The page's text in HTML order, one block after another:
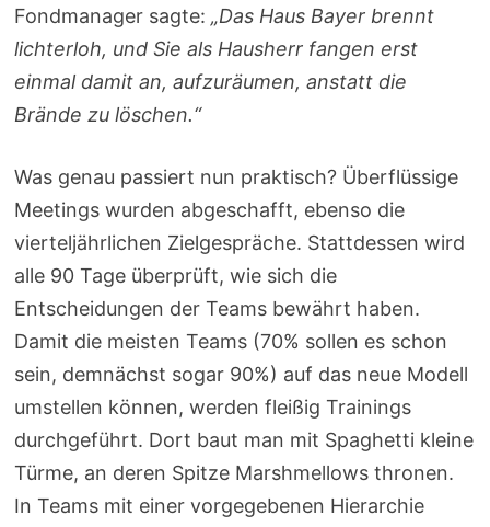
Fondmanager sagte:„Das Haus Bayer brennt
lichterloh, und Sie als Hausherr fangen erst
einmal damit an, aufzuräumen, anstatt die
Brände zu löschen.“
Was genau passiert nun praktisch? Überflüssige
Meetings wurden abgeschafft, ebenso die
vierteljährlichen Zielgespräche. Stattdessen wird
alle 90 Tage überprüft, wie sich die
Entscheidungen der Teams bewährt haben.
Damit die meisten Teams (70% sollen es schon
sein, demnächst sogar 90%) auf das neue Modell
umstellen können, werden fleißig Trainings
durchgeführt. Dort baut man mit Spaghetti kleine
Türme, an deren Spitze Marshmellows thronen.
In Teams mit einer vorgegebenen Hierarchie